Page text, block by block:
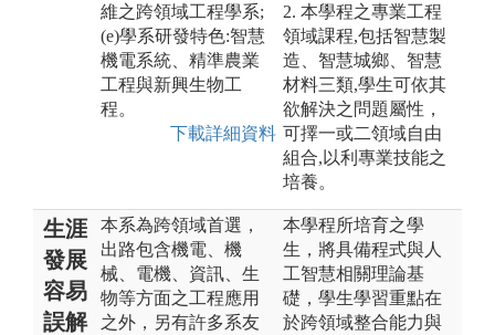
維之跨領域工程學系;
(e)學系研發特色:智慧
機電系統、精準農業
工程與新興生物工
程。
下載詳細資料
2. 本學程之專業工程
領域課程,包括智慧製
造、智慧城鄉、智慧
材料三類,學生可依其
欲解決之問題屬性，
可擇一或二領域自由
組合,以利專業技能之
培養。
生涯
發展
容易
誤解
本系為跨領域首選，
出路包含機電、機
械、電機、資訊、生
物等方面之工程應用
之外，另有許多系友
本學程所培育之學
生，將具備程式與人
工智慧相關理論基
礎，學生學習重點在
於跨領域整合能力與